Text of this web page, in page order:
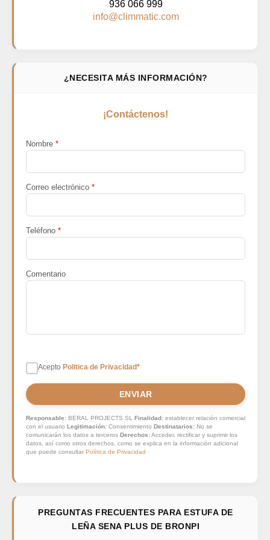
936 066 999
info@climmatic.com
¿NECESITA MÁS INFORMACIÓN?
¡Contáctenos!
Nombre *
Correo electrónico *
Teléfono *
Comentario
Acepto Politica de Privacidad*
ENVIAR
Responsable: BERAL PROJECTS SL Finalidad: establecer relación comercial
con el usuario Legitimación: Consentimiento Destinatarios: No se
comunicarán los datos a terceros Derechos:Acceder, rectificar y suprimir los
datos, así como otros derechos, como se explica en la información adicional
que puede consultar Política de Privacidad
PREGUNTAS FRECUENTES PARA ESTUFA DE
LEÑA SENA PLUS DE BRONPI